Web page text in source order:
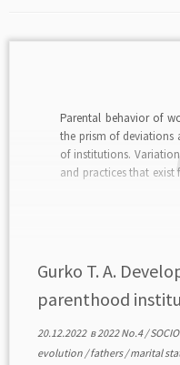
Parental behavior of
the prism of deviations
of institutions.
and practices that
Gurko T. A.
parenthood
20.12.2022в2022 No.4/
evolution /fathers/marital